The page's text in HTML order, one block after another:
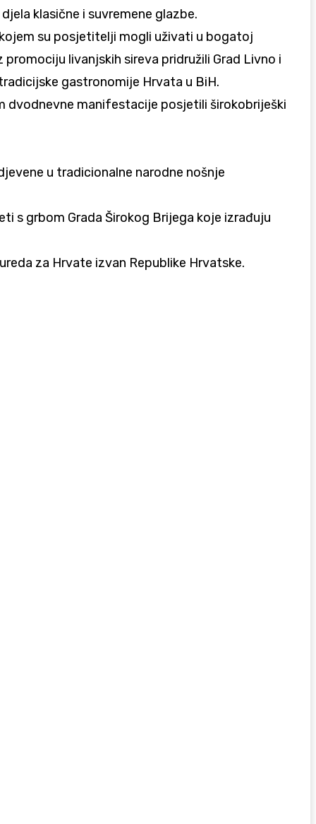
klasične i suvremene glazbe.
su posjetitelji mogli uživati u bogatoj
livanjskih sireva pridružili Grad Livno i
gastronomije Hrvata u BiH.
dvodnevne manifestacije posjetili širokobriješki
u tradicionalne narodne nošnje
s grbom Grada Širokog Brijega koje izrađuju
za Hrvate izvan Republike Hrvatske.